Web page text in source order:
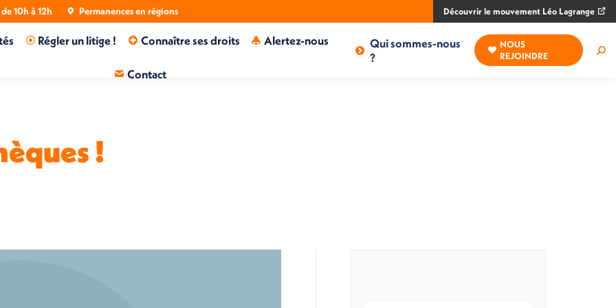
10h à 12h Permanences en régions Découvrir le mouvement Léo Lagrange
Régler un litige ! Connaître ses droits Alertez-nous
Contact
Qui sommes-nous
?
NOUS
REJOINDRE
!